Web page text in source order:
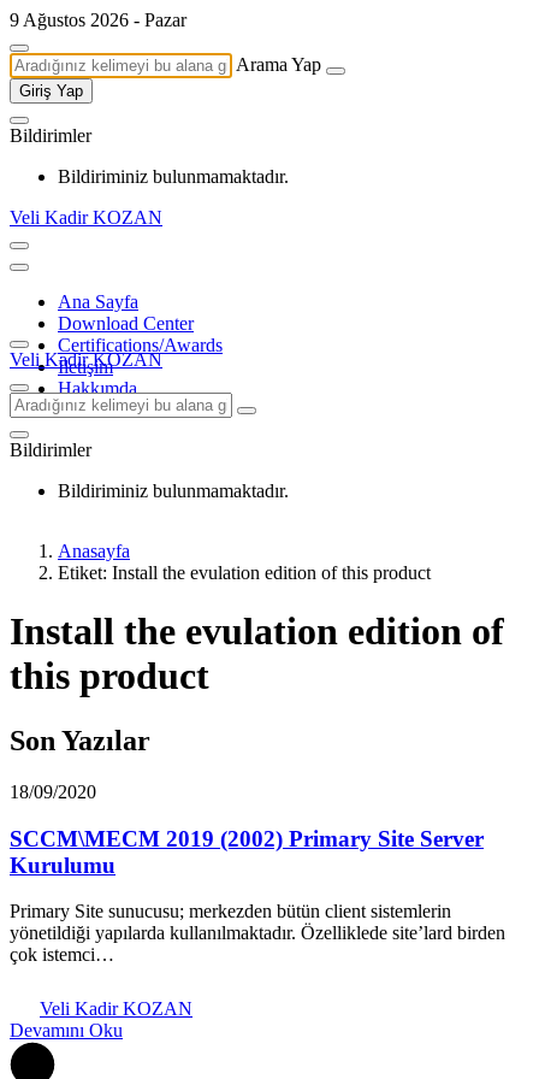
9 Ağustos 2026 - Pazar
Arama Yap
Giriş Yap
Bildirimler
Bildiriminiz bulunmamaktadır.
Veli Kadir KOZAN
Ana Sayfa
Download Center
Certifications/Awards
İletişim
Hakkımda
Veli Kadir KOZAN
Bildirimler
Bildiriminiz bulunmamaktadır.
Anasayfa
Etiket: Install the evulation edition of this product
Install the evulation edition of
this product
Son Yazılar
18/09/2020
SCCM\MECM 2019 (2002) Primary Site Server
Kurulumu
Primary Site sunucusu; merkezden bütün client sistemlerin
yönetildiği yapılarda kullanılmaktadır. Özelliklede site’lard birden
çok istemci…
Veli Kadir KOZAN
Devamını Oku